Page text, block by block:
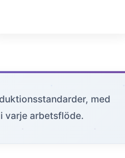
med
varje arbetsflöde.